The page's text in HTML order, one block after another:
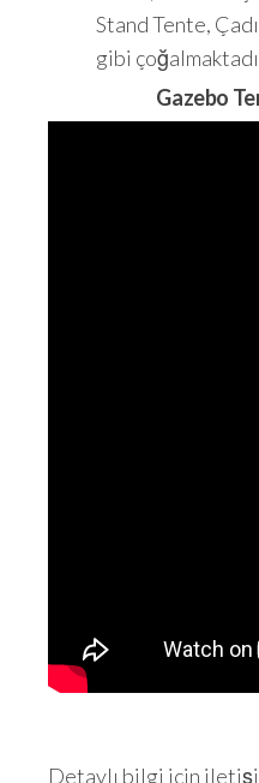
Stand Tente,
gibi
Gazebo
Detaylı bilgi için